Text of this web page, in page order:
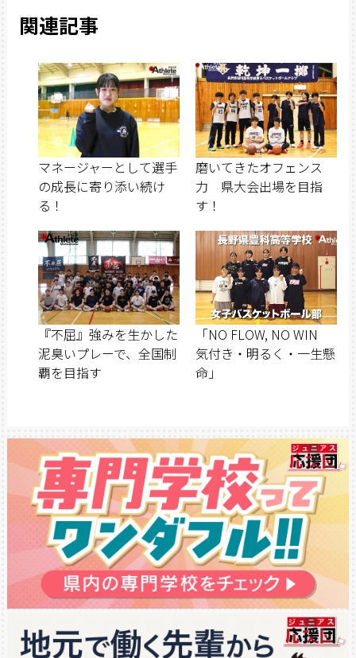
関連記事
マネージャーとして選手
の成長に寄り添い続け
る！
磨いてきたオフェンス
力 県大会出場を目指
す！
『不屈』強みを生かした
泥臭いプレーで、全国制
覇を目指す
「NO FLOW, NO WIN
気付き・明るく・一生懸
命」